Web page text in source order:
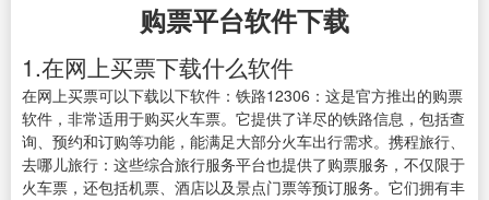
购票平台软件下载
1.在网上买票下载什么软件
在网上买票可以下载以下软件：铁路12306：这是官方推出的购票
软件，非常适用于购买火车票。它提供了详尽的铁路信息，包括查
询、预约和订购等功能，能满足大部分火车出行需求。携程旅行、
去哪儿旅行：这些综合旅行服务平台也提供了购票服务，不仅限于
火车票，还包括机票、酒店以及景点门票等预订服务。它们拥有丰